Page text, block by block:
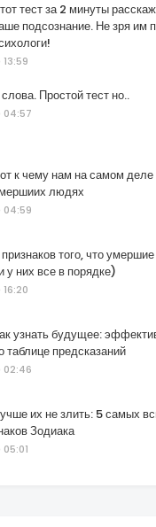
тест за 2 минуты
подсознание. Не зря им
13:59
Простой тест но..
04:57
к чему нам на самом деле
людях
04:59
того, что
у них все в порядке)
16:20
узнать будущее:
таблице предсказаний
02:46
их не злить: 5 самых
Зодиака
05:01